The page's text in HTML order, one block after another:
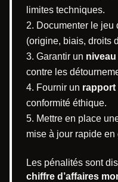
limites techniques.
Documenter le jeu
(origine, biais, droits
Garantir un
contre les
Fournir un rapport
conformité éthique.
Mettre en place
mise à jour rapide en
Les pénalités sont
chiffre d’affaires